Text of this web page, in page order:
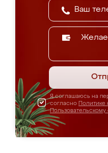
Я соглашаюсь на
согласно Политике